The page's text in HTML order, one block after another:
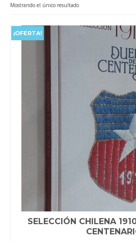
Videos
Tienda
Mostrando el único resultado
¡OFERTA!
SELECCIÓN CHILENA